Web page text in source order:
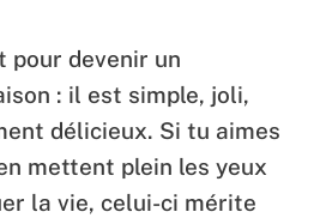
pour devenir un
: il est simple, joli,
délicieux. Si tu aimes
mettent plein les yeux
la vie, celui-ci mérite